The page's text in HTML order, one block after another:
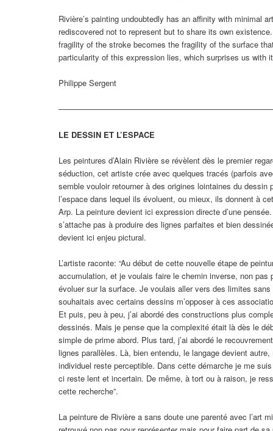
Rivière’s painting undoubtedly has an affinity with minimal
rediscovered not to represent but to share its own
fragility of the stroke becomes the fragility of the surface
particularity of this expression lies, which surprises us with
Philippe Sergent
LE DESSIN ET L’ESPACE
Les peintures d’Alain Rivière se révèlent dès le premier
séduction, cet artiste crée avec quelques tracés (parfois
semble vouloir retourner à des origines lointaines du
l’espace dans lequel ils évoluent, ou mieux, ils donnent à
Arp. La peinture devient ici expression directe d’une
s’attache pas à produire des lignes parfaites et bien
devient ici enjeu pictural.
L’artiste raconte: “Au début de cette nouvelle étape de
accumulation, et je voulais faire le chemin inverse, non
évoluer sur la surface. Je voulais aller vers des limites
souhaitais avec certains dessins m’opposer à ces
Et puis, peu à peu, j’ai abordé des constructions plus
dessinés. Mais je pense que la complexité était là dès le
simple de prime abord. Plus tard, j’ai abordé le
lignes parallèles. Là, bien entendu, le langage devient
individuel reste perceptible. Dans cette démarche je me
ci reste lent et incertain. De même, à tort ou à raison, je
cette recherche”.
La peinture de Rivière a sans doute une parenté avec l’art